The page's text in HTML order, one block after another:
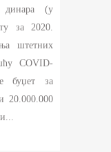
(у
за 2020.
штетних
COVID-
буџет за
20.000.000